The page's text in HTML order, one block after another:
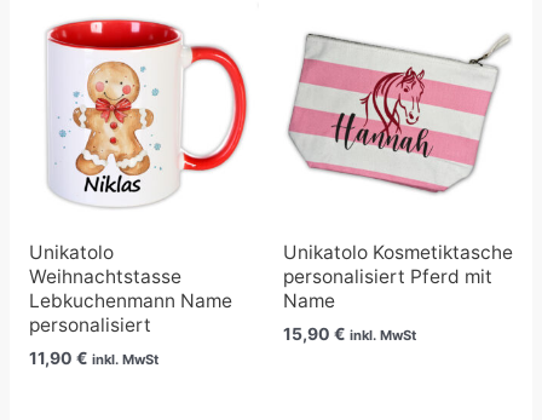
Unikatolo
Weihnachtstasse
Lebkuchenmann Name
personalisiert
11,90 € inkl. MwSt
Unikatolo Kosmetiktasche
personalisiert Pferd mit
Name
15,90 € inkl. MwSt